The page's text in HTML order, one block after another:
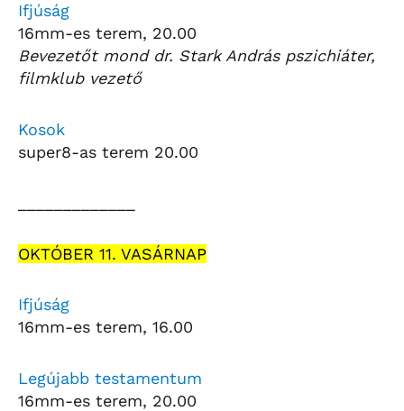
Ifjúság
16mm-es terem, 20.00
Bevezetőt mond dr. Stark András pszichiáter,
filmklub vezető
Kosok
super8-as terem 20.00
OKTÓBER 11. VASÁRNAP
Ifjúság
16mm-es terem, 16.00
Legújabb testamentum
16mm-es terem, 20.00